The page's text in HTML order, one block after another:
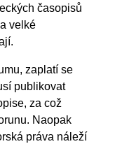
časopisů
velké
zaplatí se
publikovat
za což
Naopak
práva náleží